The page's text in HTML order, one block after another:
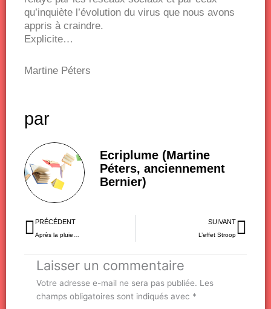
qu’inquiète l’évolution du virus que nous avons
appris à craindre.
Explicite…
Martine Péters
par
Ecriplume (Martine
Péters, anciennement
Bernier)
Précédent
PRÉCÉDENT
Après la pluie…
SUIVANT
L’effet Stroop
Laisser un commentaire
Votre adresse e-mail ne sera pas publiée. Les
champs obligatoires sont indiqués avec *